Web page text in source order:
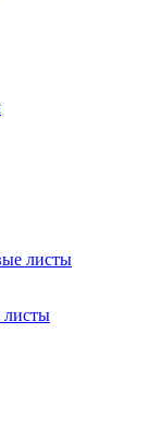
листы
листы